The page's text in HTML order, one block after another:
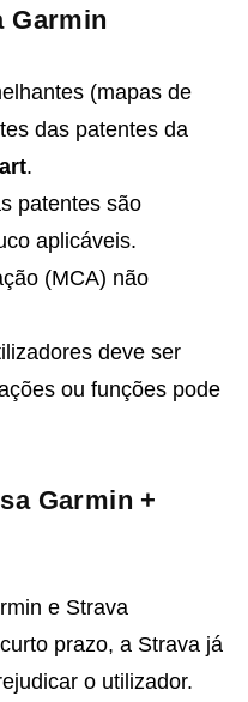
Garmin
(mapas de
das patentes da
.
patentes são
aplicáveis.
(MCA) não
deve ser
ou funções pode
Garmin +
e Strava
prazo, a Strava já
o utilizador.